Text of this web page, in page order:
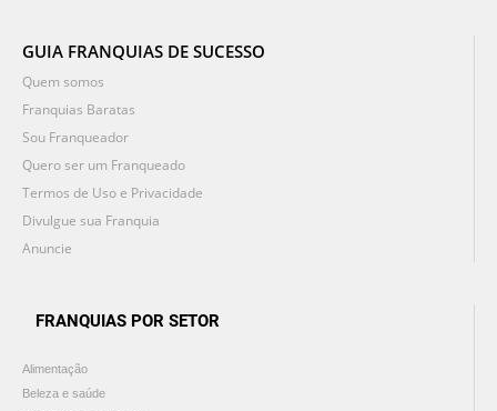
GUIA FRANQUIAS DE SUCESSO
Quem somos
Franquias Baratas
Sou Franqueador
Quero ser um Franqueado
Termos de Uso e Privacidade
Divulgue sua Franquia
Anuncie
FRANQUIAS POR SETOR
Alimentação
Beleza e saúde